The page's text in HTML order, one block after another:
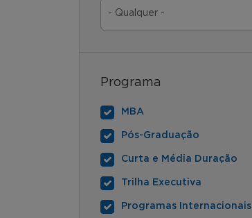
Programa
MBA
Pós-Graduação
Curta e Média Duração
Trilha Executiva
Programas Internacionais